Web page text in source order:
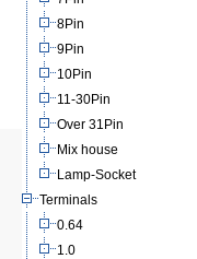
8Pin
9Pin
10Pin
11-30Pin
Over 31Pin
Mix house
Lamp-Socket
Terminals
0.64
1.0